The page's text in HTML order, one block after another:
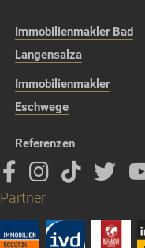
Immobilienmakler Bad
Langensalza
Immobilienmakler
Eschwege
Referenzen
Partner